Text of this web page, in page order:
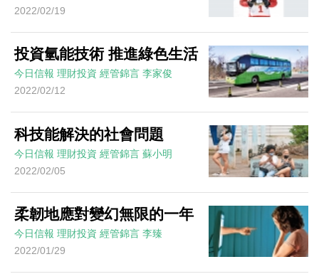
2022/02/19
投資氫能技術 推進綠色生活
今日信報 理財投資 經管錦言 李家俊
2022/02/12
科技能解決的社會問題
今日信報 理財投資 經管錦言 蘇小明
2022/02/05
柔韌地應對變幻無限的一年
今日信報 理財投資 經管錦言 李臻
2022/01/29